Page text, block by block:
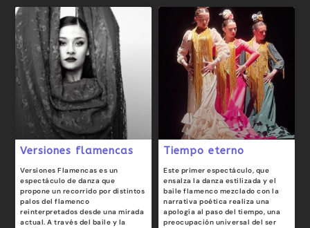
Versiones flamencas
Versiones Flamencas es un
espectáculo de danza que
propone un recorrido por distintos
palos del flamenco
reinterpretados desde una mirada
actual. A través del baile y la
Tiempo eterno
Este primer espectáculo, que
ensalza la danza estilizada y el
baile flamenco mezclado con la
narrativa poética realiza una
apología al paso del tiempo, una
preocupación universal del ser